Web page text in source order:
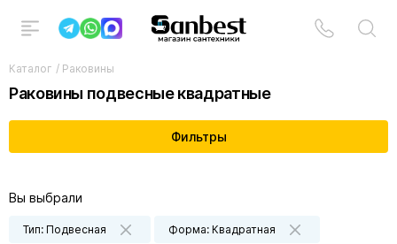
Каталог / Раковины
Раковины подвесные квадратные
Фильтры
Вы выбрали
Тип: Подвесная Форма: Квадратная